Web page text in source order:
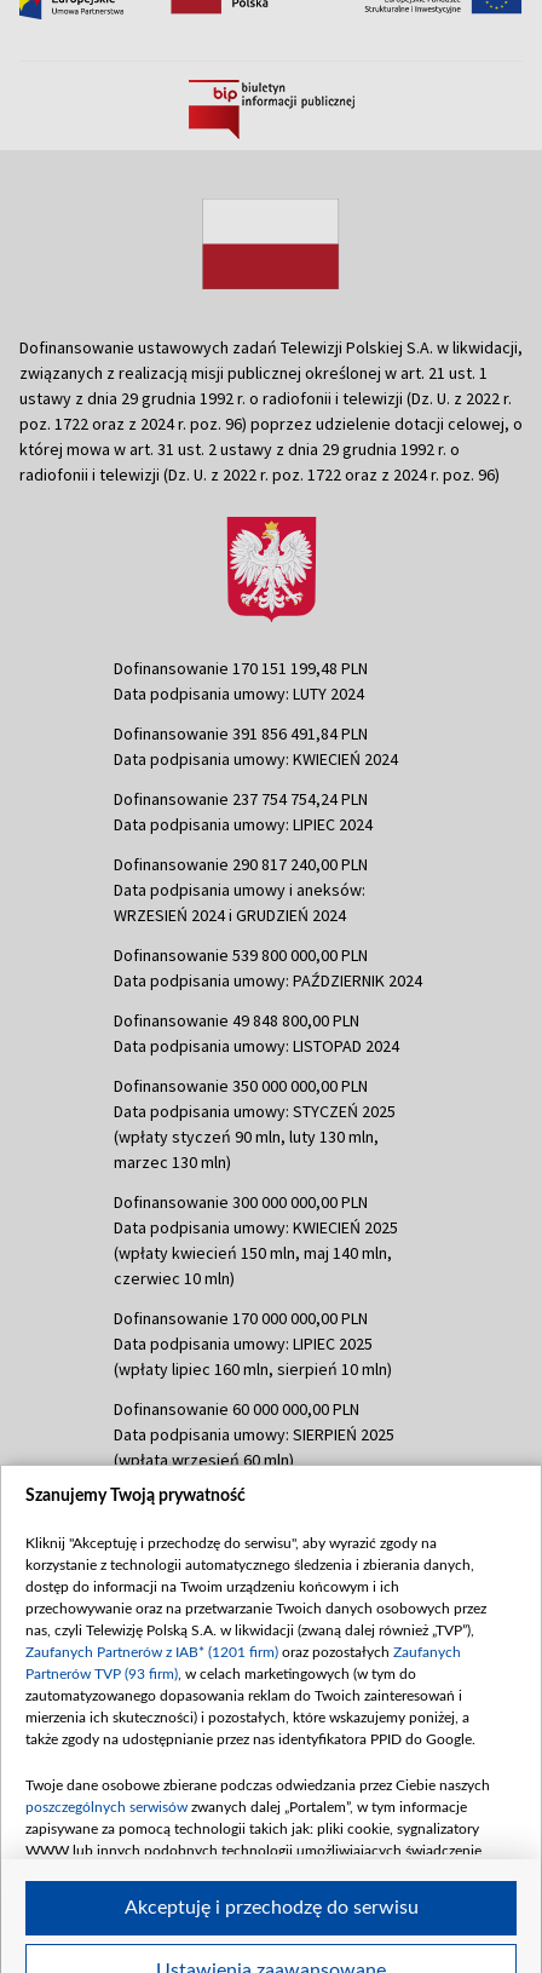
Dofinansowanie ustawowych zadań Telewizji Polskiej S.A. w likwidacji,
związanych z realizacją misji publicznej określonej w art. 21 ust. 1
ustawy z dnia 29 grudnia 1992 r. o radiofonii i telewizji (Dz. U. z 2022 r.
poz. 1722 oraz z 2024 r. poz. 96) poprzez udzielenie dotacji celowej, o
której mowa w art. 31 ust. 2 ustawy z dnia 29 grudnia 1992 r. o
radiofonii i telewizji (Dz. U. z 2022 r. poz. 1722 oraz z 2024 r. poz. 96)
Dofinansowanie 170 151 199,48 PLN
Data podpisania umowy: LUTY 2024
Dofinansowanie 391 856 491,84 PLN
Data podpisania umowy: KWIECIEŃ 2024
Dofinansowanie 237 754 754,24 PLN
Data podpisania umowy: LIPIEC 2024
Dofinansowanie 290 817 240,00 PLN
Data podpisania umowy i aneksów:
WRZESIEŃ 2024 i GRUDZIEŃ 2024
Dofinansowanie 539 800 000,00 PLN
Data podpisania umowy: PAŹDZIERNIK 2024
Dofinansowanie 49 848 800,00 PLN
Data podpisania umowy: LISTOPAD 2024
Dofinansowanie 350 000 000,00 PLN
Data podpisania umowy: STYCZEŃ 2025
(wpłaty styczeń 90 mln, luty 130 mln,
marzec 130 mln)
Dofinansowanie 300 000 000,00 PLN
Data podpisania umowy: KWIECIEŃ 2025
(wpłaty kwiecień 150 mln, maj 140 mln,
czerwiec 10 mln)
Dofinansowanie 170 000 000,00 PLN
Data podpisania umowy: LIPIEC 2025
(wpłaty lipiec 160 mln, sierpień 10 mln)
Dofinansowanie 60 000 000,00 PLN
Data podpisania umowy: SIERPIEŃ 2025
(wpłata wrzesień 60 mln)
Dofinansowanie 635 783 051,21 PLN
(wpłata wrzesień 100 mln, październik 350
mln, listopad 265 mln)
Dofinansowanie 48 862 000,00 PLN
Data podpisania umowy: GRUDZIEŃ 2025
(wpłata grudzień 60,548 mln)
Dofinansowanie 900 000 000,00 PLN
Data podpisania umowy: LUTY 2026 (wpłata
kwiecień 180 mln, 7 maja 180 mln, 8
czerwca 90 mln)
Dofinansowanie 250 000 000,00 PLN
4 sierpnia 250 mln
Szanujemy Twoją prywatność
Kliknij "Akceptuję i przechodzę do serwisu", aby wyrazić zgody na
korzystanie z technologii automatycznego śledzenia i zbierania danych,
dostęp do informacji na Twoim urządzeniu końcowym i ich
przechowywanie oraz na przetwarzanie Twoich danych osobowych przez
nas, czyli Telewizję Polską S.A. w likwidacji (zwaną dalej również „TVP”),
Zaufanych Partnerów z IAB* (1201 firm) oraz pozostałych Zaufanych
Partnerów TVP (93 firm) , w celach marketingowych (w tym do
zautomatyzowanego dopasowania reklam do Twoich zainteresowań i
mierzenia ich skuteczności) i pozostałych, które wskazujemy poniżej, a
także zgody na udostępnianie przez nas identyfikatora PPID do Google.
Twoje dane osobowe zbierane podczas odwiedzania przez Ciebie naszych
poszczególnych serwisów zwanych dalej „Portalem”, w tym informacje
zapisywane za pomocą technologii takich jak: pliki cookie, sygnalizatory
WWW lub innych podobnych technologii umożliwiających świadczenie
Twoje dane osobowe zbierane podczas odwiedzania przez Ciebie
Akceptuję i przechodzę do serwisu